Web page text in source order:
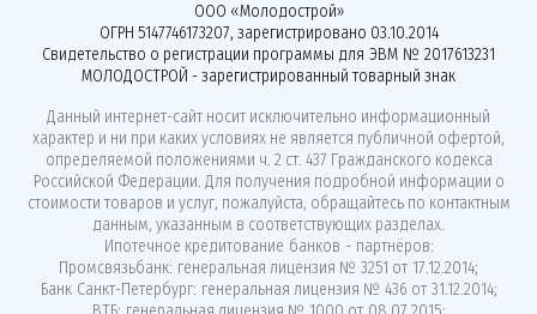
ООО «Молодострой»
ОГРН 5147746173207, зарегистрировано 03.10.2014
Свидетельство о регистрации программы для ЭВМ № 2017613231
МОЛОДОСТРОЙ - зарегистрированный товарный знак
Данный интернет-сайт носит исключительно информационный
характер и ни при каких условиях не является публичной офертой,
определяемой положениями ч. 2 ст. 437 Гражданского кодекса
Российской Федерации. Для получения подробной информации о
стоимости товаров и услуг, пожалуйста, обращайтесь по контактным
данным, указанным в соответствующих разделах.
Ипотечное кредитование банков - партнёров:
Промсвязьбанк: генеральная лицензия № 3251 от 17.12.2014;
Банк Санкт-Петербург: генеральная лицензия № 436 от 31.12.2014;